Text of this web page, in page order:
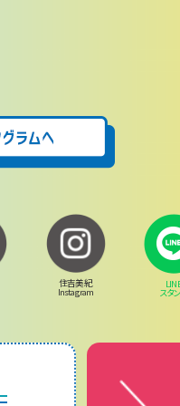
住吉美紀
Instagram スタ